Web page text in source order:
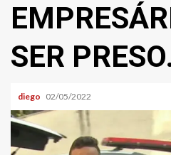
SER
diego 02/05/2022